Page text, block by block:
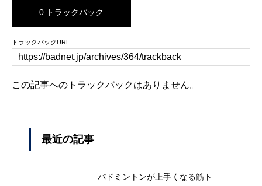
0 トラックバック
トラックバックURL
この記事へのトラックバックはありません。
最近の記事
バドミントンが上手くなる筋ト